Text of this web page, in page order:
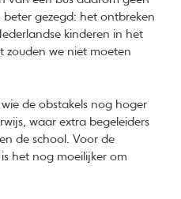
gezegd: het ontbreken
kinderen in het
zouden we niet moeten
de obstakels nog hoger
waar extra begeleiders
de school. Voor de
het nog moeilijker om